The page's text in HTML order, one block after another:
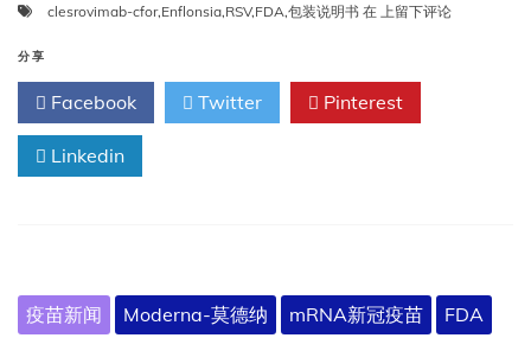
clesrovimab-cfor,Enflonsia,RSV,FDA,包装说明书 在 FDA：
装
说
明
上留下评论
分享
Facebook Twitter Pinterest
Linkedin
疫苗新闻 Moderna-莫德纳 mRNA新冠疫苗 FDA